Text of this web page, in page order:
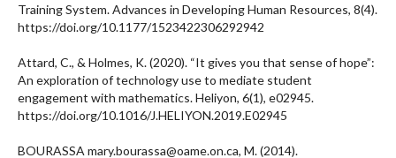
Training System. Advances in Developing Human Resources, 8(4).
https://doi.org/10.1177/1523422306292942
Attard, C., & Holmes, K. (2020). “It gives you that sense of hope”:
An exploration of technology use to mediate student
engagement with mathematics. Heliyon, 6(1), e02945.
https://doi.org/10.1016/J.HELIYON.2019.E02945
BOURASSA mary.bourassa@oame.on.ca, M. (2014).